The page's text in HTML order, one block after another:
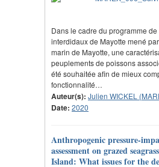
Dans le cadre du programme
interdidaux de Mayotte mené
marin de Mayotte, une
peuplements de poissons
été souhaitée afin de mieux
fonctionnalité…
Auteur(s): Julien WICKEL
Date: 2020
Anthropogenic pressure-
assessment on grazed
Island: What issues for the